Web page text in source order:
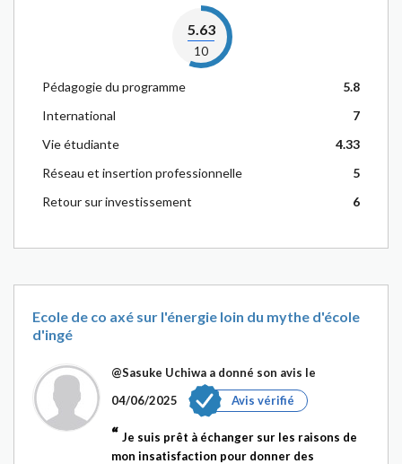
5.63
10
Pédagogie du programme
5.8
International
7
Vie étudiante
4.33
Réseau et insertion professionnelle
5
Retour sur investissement
6
Ecole de co axé sur l'énergie loin du mythe d'école
d'ingé
@Sasuke Uchiwa a donné son avis le
04/06/2025
Avis vérifié
Je suis prêt à échanger sur les raisons de
mon insatisfaction pour donner des